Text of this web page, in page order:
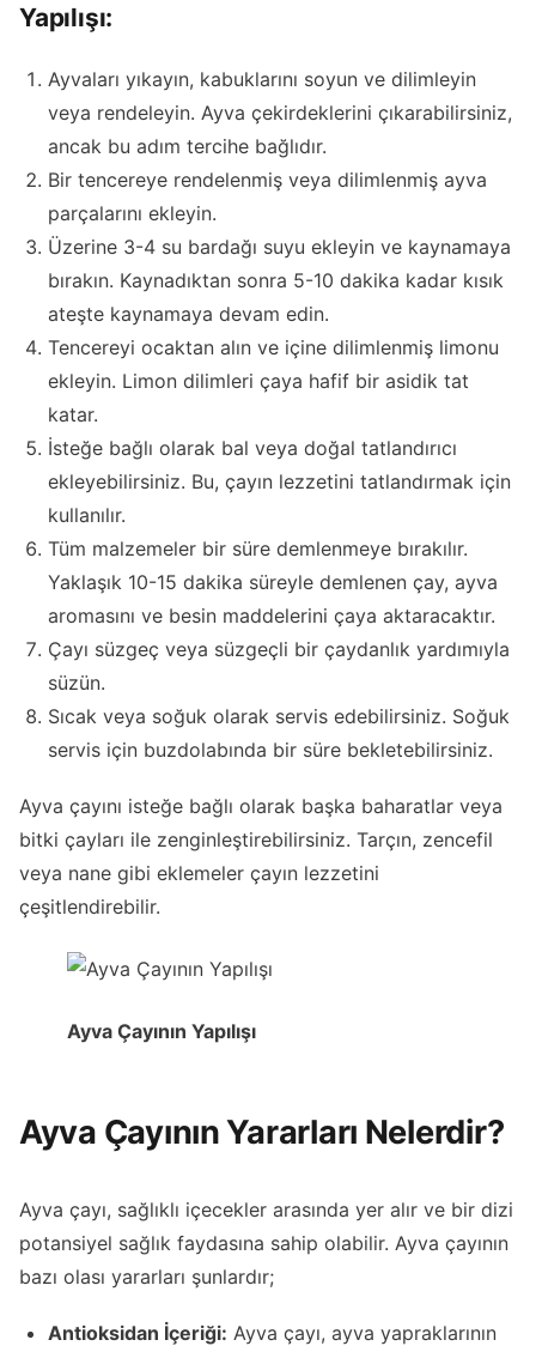
Yapılışı:
Ayvaları yıkayın, kabuklarını soyun ve dilimleyin
veya rendeleyin. Ayva çekirdeklerini çıkarabilirsiniz,
ancak bu adım tercihe bağlıdır.
Bir tencereye rendelenmiş veya dilimlenmiş ayva
parçalarını ekleyin.
Üzerine 3-4 su bardağı suyu ekleyin ve kaynamaya
bırakın. Kaynadıktan sonra 5-10 dakika kadar kısık
ateşte kaynamaya devam edin.
Tencereyi ocaktan alın ve içine dilimlenmiş limonu
ekleyin. Limon dilimleri çaya hafif bir asidik tat
katar.
İsteğe bağlı olarak bal veya doğal tatlandırıcı
ekleyebilirsiniz. Bu, çayın lezzetini tatlandırmak için
kullanılır.
Tüm malzemeler bir süre demlenmeye bırakılır.
Yaklaşık 10-15 dakika süreyle demlenen çay, ayva
aromasını ve besin maddelerini çaya aktaracaktır.
Çayı süzgeç veya süzgeçli bir çaydanlık yardımıyla
süzün.
Sıcak veya soğuk olarak servis edebilirsiniz. Soğuk
servis için buzdolabında bir süre bekletebilirsiniz.
Ayva çayını isteğe bağlı olarak başka baharatlar veya
bitki çayları ile zenginleştirebilirsiniz. Tarçın, zencefil
veya nane gibi eklemeler çayın lezzetini
çeşitlendirebilir.
Ayva Çayının Yapılışı
Ayva Çayının Yararları Nelerdir?
Ayva çayı, sağlıklı içecekler arasında yer alır ve bir dizi
potansiyel sağlık faydasına sahip olabilir. Ayva çayının
bazı olası yararları şunlardır;
Antioksidan İçeriği: Ayva çayı, ayva yapraklarının